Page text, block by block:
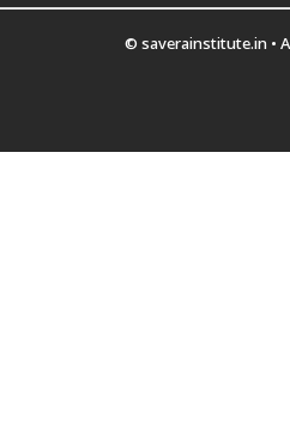
© saverainstitute.in •